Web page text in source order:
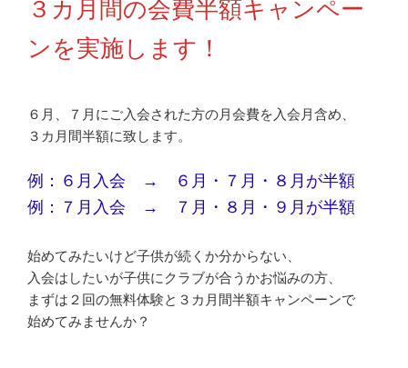
３カ月間の会費半額キャンペー
ンを実施します！
６月、７月にご入会された方の月会費を入会月含め、
３カ月間半額に致します。
例：６月入会 → ６月・７月・８月が半額
例：７月入会 → ７月・８月・９月が半額
始めてみたいけど子供が続くか分からない、
入会はしたいが子供にクラブが合うかお悩みの方、
まずは２回の無料体験と３カ月間半額キャンペーンで
始めてみませんか？